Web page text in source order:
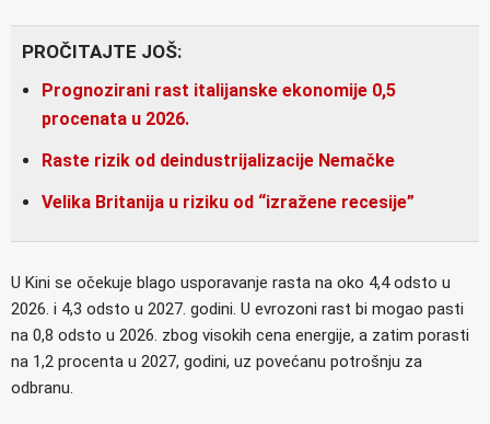
PROČITAJTE JOŠ:
Prognozirani rast italijanske ekonomije 0,5
procenata u 2026.
Raste rizik od deindustrijalizacije Nemačke
Velika Britanija u riziku od “izražene recesije”
U Kini se očekuje blago usporavanje rasta na oko 4,4 odsto u
2026. i 4,3 odsto u 2027. godini. U evrozoni rast bi mogao pasti
na 0,8 odsto u 2026. zbog visokih cena energije, a zatim porasti
na 1,2 procenta u 2027, godini, uz povećanu potrošnju za
odbranu.